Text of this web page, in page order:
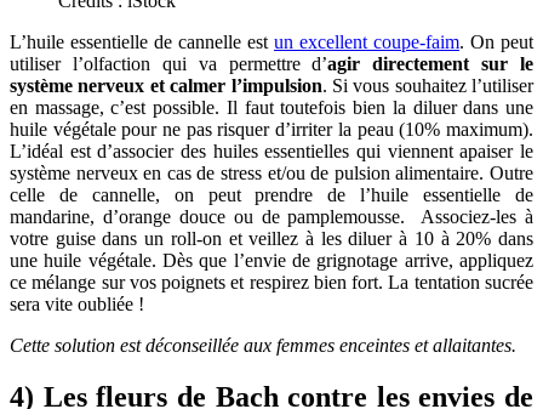
L’huile essentielle de cannelle est un excellent coupe-faim. On peut
utiliser l’olfaction qui va permettre d’agir directement sur le
système nerveux et calmer l’impulsion. Si vous souhaitez l’utiliser
en massage, c’est possible. Il faut toutefois bien la diluer dans une
huile végétale pour ne pas risquer d’irriter la peau (10% maximum).
L’idéal est d’associer des huiles essentielles qui viennent apaiser le
système nerveux en cas de stress et/ou de pulsion alimentaire. Outre
celle de cannelle, on peut prendre de l’huile essentielle de
mandarine, d’orange douce ou de pamplemousse. Associez-les à
votre guise dans un roll-on et veillez à les diluer à 10 à 20% dans
une huile végétale. Dès que l’envie de grignotage arrive, appliquez
ce mélange sur vos poignets et respirez bien fort. La tentation sucrée
sera vite oubliée !
Cette solution est déconseillée aux femmes enceintes et allaitantes.
4) Les fleurs de Bach contre les envies de